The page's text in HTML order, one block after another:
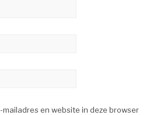
mailadres en website in deze browser